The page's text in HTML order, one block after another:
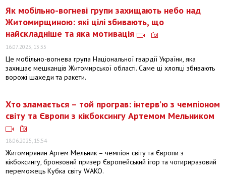
Як мобільно-вогневі групи захищають небо над
Житомирщиною: які цілі збивають, що
найскладніше та яка мотивація
16.07.2025, 13:35
Це мобільно-вогнева група Національної гвардії України, яка
захищає мешканців Житомирської області. Саме ці хлопці збивають
ворожі шахеди та ракети.
Хто зламається – той програв: інтерв’ю з чемпіоном
світу та Європи з кікбоксингу Артемом Мельником
18.06.2025, 15:54
Житомирянин Артем Мельник – чемпіон світу та Європи з
кікбоксингу, бронзовий призер Європейський ігор та чотириразовий
переможець Кубка світу WAKO.